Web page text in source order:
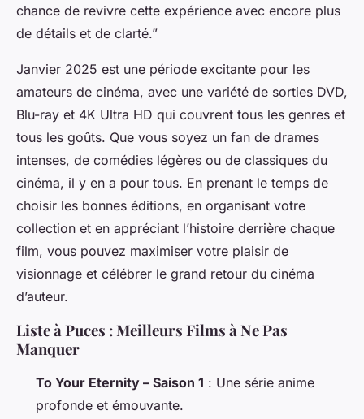
chance de revivre cette expérience avec encore plus
de détails et de clarté.”
Janvier 2025 est une période excitante pour les
amateurs de cinéma, avec une variété de sorties DVD,
Blu-ray et 4K Ultra HD qui couvrent tous les genres et
tous les goûts. Que vous soyez un fan de drames
intenses, de comédies légères ou de classiques du
cinéma, il y en a pour tous. En prenant le temps de
choisir les bonnes éditions, en organisant votre
collection et en appréciant l’histoire derrière chaque
film, vous pouvez maximiser votre plaisir de
visionnage et célébrer le grand retour du cinéma
d’auteur.
Liste à Puces : Meilleurs Films à Ne Pas
Manquer
To Your Eternity – Saison 1 : Une série anime
profonde et émouvante.